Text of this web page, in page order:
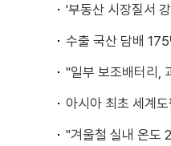
'부동산 시장질서 강
수출 국산 담배
"일부 보조배터리,
아시아 최초 세계
"겨울철 실내 온도